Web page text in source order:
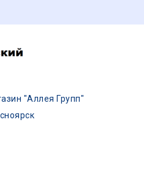
"Аллея Групп"